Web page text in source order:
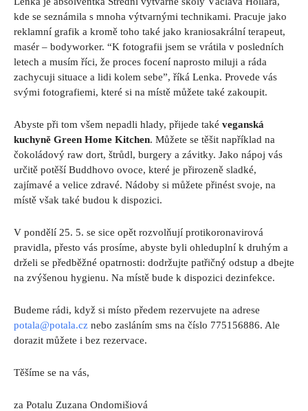
kde se seznámila s mnoha výtvarnými technikami. Pracuje jako
reklamní grafik a kromě toho také jako kraniosakrální terapeut,
masér – bodyworker. “K fotografii jsem se vrátila v posledních
letech a musím říci, že proces focení naprosto miluji a ráda
zachycuji situace a lidi kolem sebe”, říká Lenka. Provede vás
svými fotografiemi, které si na místě můžete také zakoupit.
Abyste při tom všem nepadli hlady, přijede také veganská
kuchyně Green Home Kitchen. Můžete se těšit například na
čokoládový raw dort, štrůdl, burgery a závitky. Jako nápoj vás
určitě potěší Buddhovo ovoce, které je přirozeně sladké,
zajímavé a velice zdravé. Nádoby si můžete přinést svoje, na
místě však také budou k dispozici.
V pondělí 25. 5. se sice opět rozvolňují protikoronavirová
pravidla, přesto vás prosíme, abyste byli ohleduplní k druhým a
drželi se předběžné opatrnosti: dodržujte patřičný odstup a dbejte
na zvýšenou hygienu. Na místě bude k dispozici dezinfekce.
Budeme rádi, když si místo předem rezervujete na adrese
potala@potala.cz nebo zasláním sms na číslo 775156886. Ale
dorazit můžete i bez rezervace.
Těšíme se na vás,
za Potalu Zuzana Ondomišiová